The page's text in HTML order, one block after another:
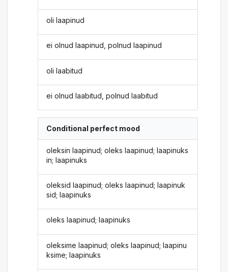
oli laapinud
ei olnud laapinud, polnud laapinud
oli laabitud
ei olnud laabitud, polnud laabitud
Conditional perfect mood
oleksin laapinud; oleks laapinud; laapinuks
in; laapinuks
oleksid laapinud; oleks laapinud; laapinuk
sid; laapinuks
oleks laapinud; laapinuks
oleksime laapinud; oleks laapinud; laapinu
ksime; laapinuks